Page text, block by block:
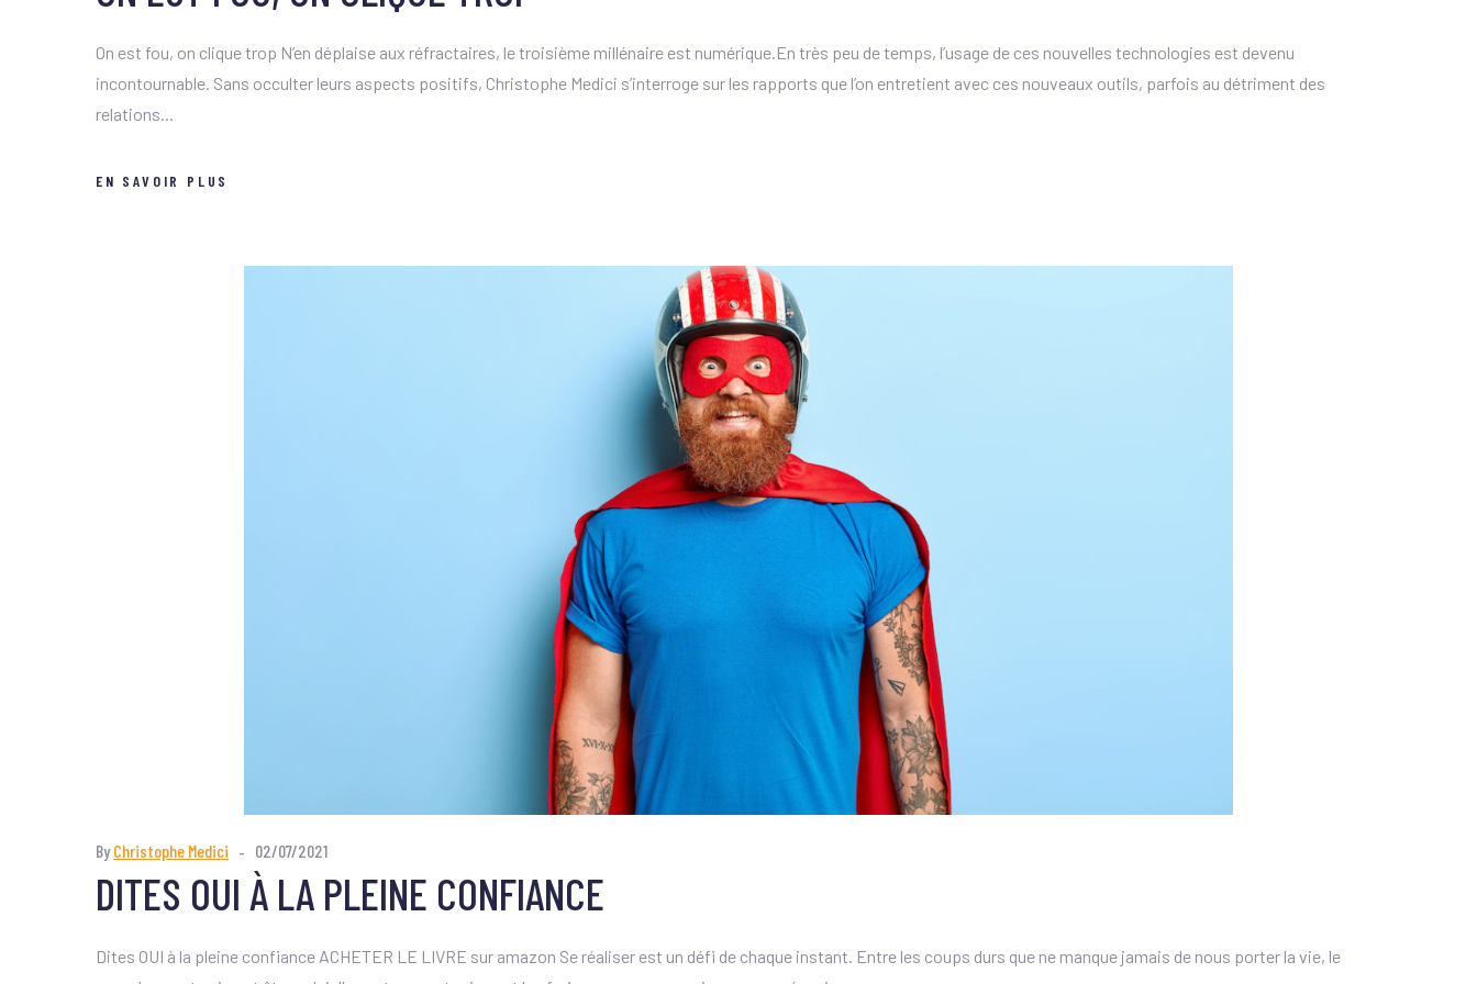
On est fou, on clique trop N’en déplaise aux réfractaires, le troisième millénaire est numérique.En très peu de temps, l’usage de ces nouvelles technologies est devenu
incontournable. Sans occulter leurs aspects positifs, Christophe Medici s’interroge sur les rapports que l’on entretient avec ces nouveaux outils, parfois au détriment des
relations...
EN SAVOIR PLUS
ByChristophe Medici 02/07/2021
DITES OUI À LA PLEINE CONFIANCE
Dites OUI à la pleine confiance ACHETER LE LIVRE sur amazon Se réaliser est un défi de chaque instant. Entre les coups durs que ne manque jamais de nous porter la vie, le